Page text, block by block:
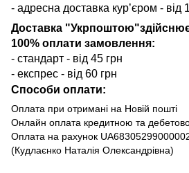
- адресна доставка кур’єром - від
Доставка
100% оплати замовлення:
- стандарт - від 45 грн
- експрес - від 60 грн
Способи оплати:
Оплата при отримані на Новій пошті
Онлайн оплата кредитною та
Оплата на рахунок
(Кудлаєнко Наталія Олександрівна)